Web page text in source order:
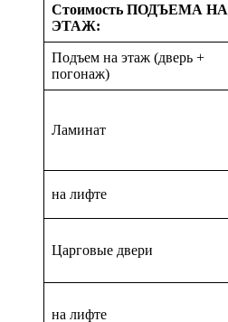
Стоимость ПОДЪЕМА НА
ЭТАЖ:
Подъем на этаж (дверь +
погонаж)
Ламинат
на лифте
Царговые двери
на лифте